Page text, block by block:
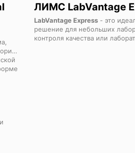
ЛИМС LabVantage
LabVantage Express - это
решение для небольших
контроля качества или